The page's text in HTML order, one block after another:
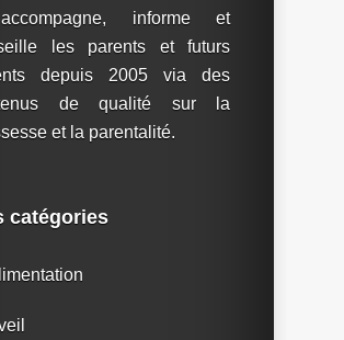
informe et
les parents et futurs
depuis 2005 via des
de qualité sur la
et la parentalité.
catégories